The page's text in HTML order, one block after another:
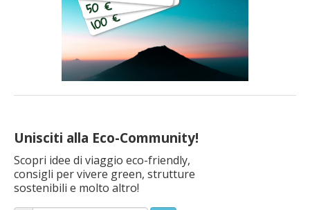
Unisciti alla Eco-Community!
Scopri idee di viaggio eco-friendly,
consigli per vivere green, strutture
sostenibili e molto altro!